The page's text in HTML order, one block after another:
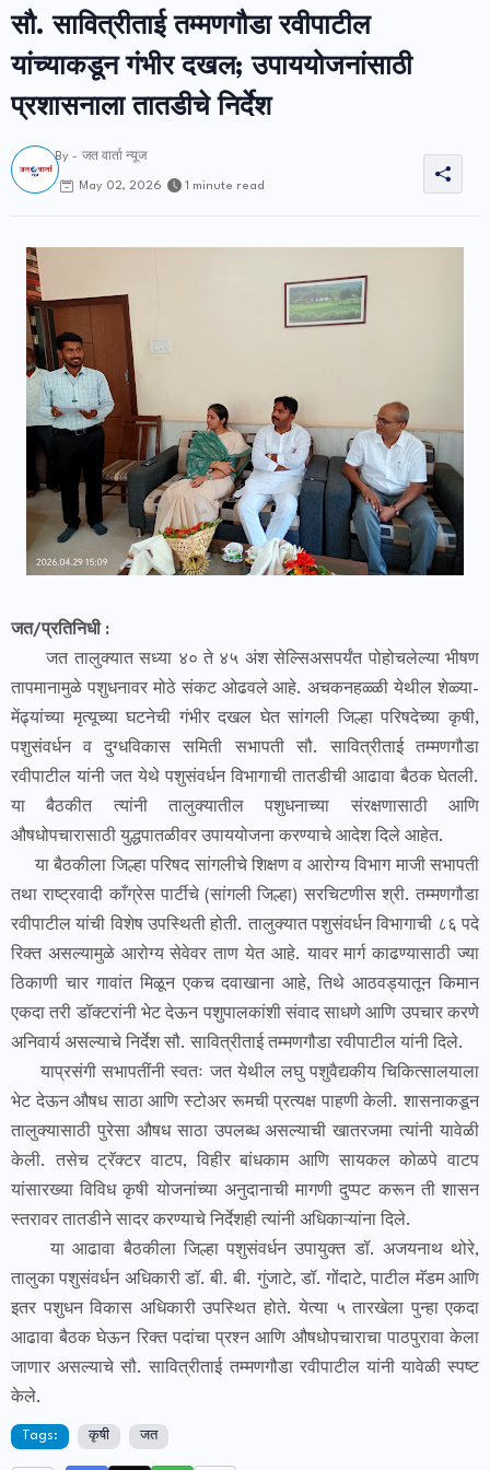
सौ. सावित्रीताई तम्मणगौडा रवीपाटील
यांच्याकडून गंभीर दखल; उपाययोजनांसाठी
प्रशासनाला तातडीचे निर्देश
By - जत वार्ता न्यूज
May 02, 2026 1 minute read
जत/प्रतिनिधी :
जत तालुक्यात सध्या ४० ते ४५ अंश सेल्सिअसपर्यंत पोहोचलेल्या भीषण
तापमानामुळे पशुधनावर मोठे संकट ओढवले आहे. अचकनहळ्ळी येथील शेळ्या-
मेंढ्यांच्या मृत्यूच्या घटनेची गंभीर दखल घेत सांगली जिल्हा परिषदेच्या कृषी,
पशुसंवर्धन व दुग्धविकास समिती सभापती सौ. सावित्रीताई तम्मणगौडा
रवीपाटील यांनी जत येथे पशुसंवर्धन विभागाची तातडीची आढावा बैठक घेतली.
या बैठकीत त्यांनी तालुक्यातील पशुधनाच्या संरक्षणासाठी आणि
औषधोपचारासाठी युद्धपातळीवर उपाययोजना करण्याचे आदेश दिले आहेत.
या बैठकीला जिल्हा परिषद सांगलीचे शिक्षण व आरोग्य विभाग माजी सभापती
तथा राष्ट्रवादी काँग्रेस पार्टीचे (सांगली जिल्हा) सरचिटणीस श्री. तम्मणगौडा
रवीपाटील यांची विशेष उपस्थिती होती. तालुक्यात पशुसंवर्धन विभागाची ८६ पदे
रिक्त असल्यामुळे आरोग्य सेवेवर ताण येत आहे. यावर मार्ग काढण्यासाठी ज्या
ठिकाणी चार गावांत मिळून एकच दवाखाना आहे, तिथे आठवड्यातून किमान
एकदा तरी डॉक्टरांनी भेट देऊन पशुपालकांशी संवाद साधणे आणि उपचार करणे
अनिवार्य असल्याचे निर्देश सौ. सावित्रीताई तम्मणगौडा रवीपाटील यांनी दिले.
याप्रसंगी सभापतींनी स्वतः जत येथील लघु पशुवैद्यकीय चिकित्सालयाला
भेट देऊन औषध साठा आणि स्टोअर रूमची प्रत्यक्ष पाहणी केली. शासनाकडून
तालुक्यासाठी पुरेसा औषध साठा उपलब्ध असल्याची खातरजमा त्यांनी यावेळी
केली. तसेच ट्रॅक्टर वाटप, विहीर बांधकाम आणि सायकल कोळपे वाटप
यांसारख्या विविध कृषी योजनांच्या अनुदानाची मागणी दुप्पट करून ती शासन
स्तरावर तातडीने सादर करण्याचे निर्देशही त्यांनी अधिकाऱ्यांना दिले.
या आढावा बैठकीला जिल्हा पशुसंवर्धन उपायुक्त डॉ. अजयनाथ थोरे,
तालुका पशुसंवर्धन अधिकारी डॉ. बी. बी. गुंजाटे, डॉ. गोंदाटे, पाटील मॅडम आणि
इतर पशुधन विकास अधिकारी उपस्थित होते. येत्या ५ तारखेला पुन्हा एकदा
आढावा बैठक घेऊन रिक्त पदांचा प्रश्न आणि औषधोपचाराचा पाठपुरावा केला
जाणार असल्याचे सौ. सावित्रीताई तम्मणगौडा रवीपाटील यांनी यावेळी स्पष्ट
केले.
Tags: कृषी जत